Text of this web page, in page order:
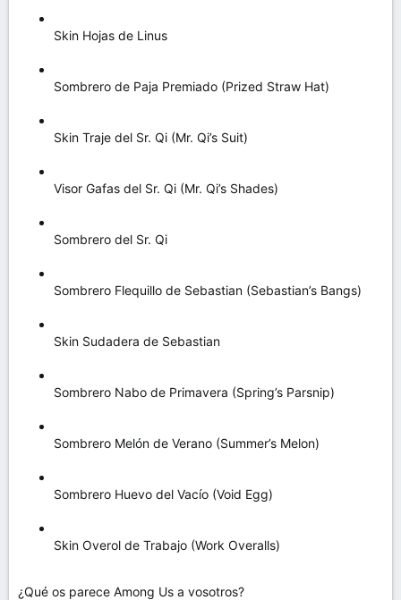
Skin Hojas de Linus
Sombrero de Paja Premiado (Prized Straw Hat)
Skin Traje del Sr. Qi (Mr. Qi’s Suit)
Visor Gafas del Sr. Qi (Mr. Qi’s Shades)
Sombrero del Sr. Qi
Sombrero Flequillo de Sebastian (Sebastian’s Bangs)
Skin Sudadera de Sebastian
Sombrero Nabo de Primavera (Spring’s Parsnip)
Sombrero Melón de Verano (Summer’s Melon)
Sombrero Huevo del Vacío (Void Egg)
Skin Overol de Trabajo (Work Overalls)
¿Qué os parece Among Us a vosotros?